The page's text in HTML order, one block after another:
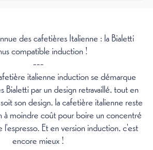
des cafetières Italienne : la Bialetti
compatible induction !
---
italienne induction se démarque
Bialetti par un design retravaillé, tout en
son design, la cafetière italienne reste
à moindre coût pour boire un concentré
Et en version induction, c'est
encore mieux !